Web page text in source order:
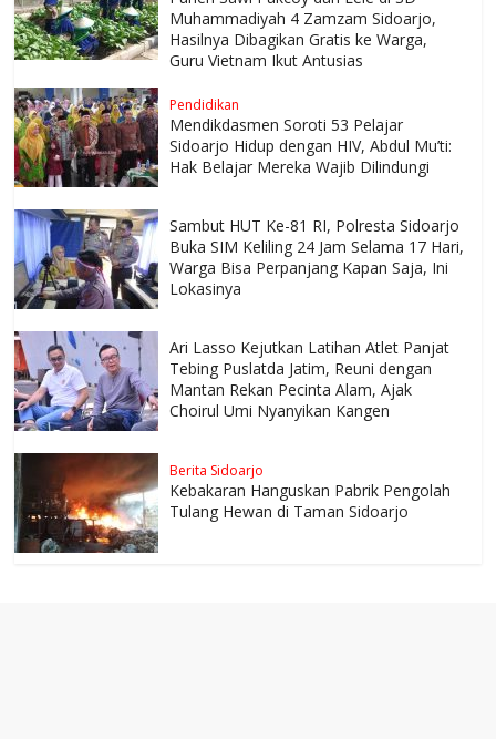
Muhammadiyah 4 Zamzam Sidoarjo,
Hasilnya Dibagikan Gratis ke Warga,
Guru Vietnam Ikut Antusias
Pendidikan
Mendikdasmen Soroti 53 Pelajar
Sidoarjo Hidup dengan HIV, Abdul Mu’ti:
Hak Belajar Mereka Wajib Dilindungi
Sambut HUT Ke-81 RI, Polresta Sidoarjo
Buka SIM Keliling 24 Jam Selama 17 Hari,
Warga Bisa Perpanjang Kapan Saja, Ini
Lokasinya
Ari Lasso Kejutkan Latihan Atlet Panjat
Tebing Puslatda Jatim, Reuni dengan
Mantan Rekan Pecinta Alam, Ajak
Choirul Umi Nyanyikan Kangen
Berita Sidoarjo
Kebakaran Hanguskan Pabrik Pengolah
Tulang Hewan di Taman Sidoarjo